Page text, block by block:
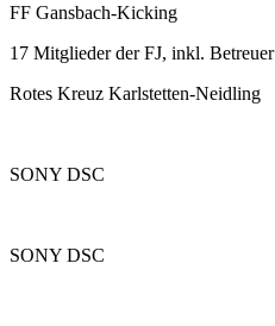
FF Gansbach-Kicking
17 Mitglieder der FJ, inkl. Betreuer
Rotes Kreuz Karlstetten-Neidling
SONY DSC
SONY DSC